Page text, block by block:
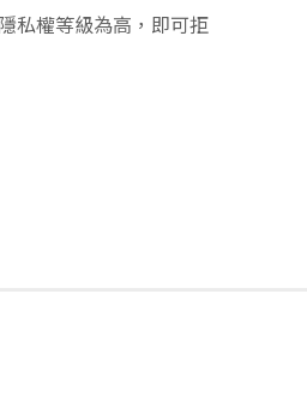
私權等級為高，即可拒